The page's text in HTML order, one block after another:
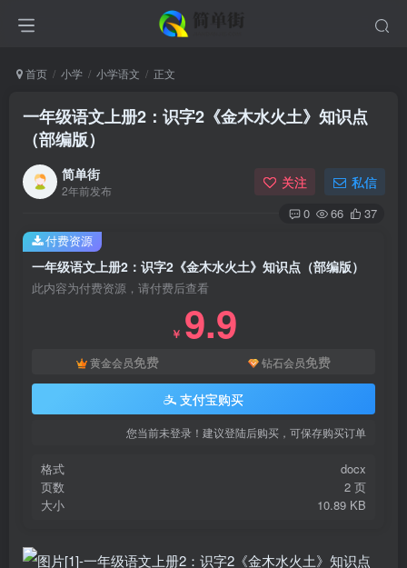
首页 小学 小学语文 正文
一年级语文上册2：识字2《金木水火土》知识点
（部编版）
简单街
2年前发布 关注 私信
0 66 37
一年级语文上册2：识字2《金木水火土》知识点（部编版）
此内容为付费资源，请付费后查看
￥ 9.9
黄金会员免费 钻石会员免费
支付宝购买
您当前未登录！建议登陆后购买，可保存购买订单
格式
docx
页数
2 页
大小
10.89 KB
付费资源